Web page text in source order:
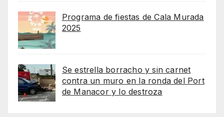
Programa de fiestas de Cala Murada
2025
Se estrella borracho y sin carnet
contra un muro en la ronda del Port
de Manacor y lo destroza